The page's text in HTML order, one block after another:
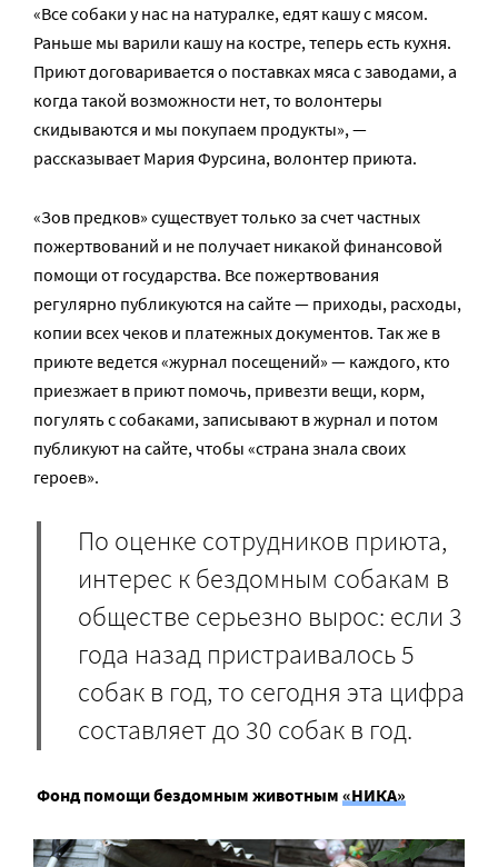
«Все собаки у нас на натуралке, едят кашу с мясом.
Раньше мы варили кашу на костре, теперь есть кухня.
Приют договаривается о поставках мяса с заводами, а
когда такой возможности нет, то волонтеры
скидываются и мы покупаем продукты», —
рассказывает Мария Фурсина, волонтер приюта.
«Зов предков» существует только за счет частных
пожертвований и не получает никакой финансовой
помощи от государства. Все пожертвования
регулярно публикуются на сайте — приходы, расходы,
копии всех чеков и платежных документов. Так же в
приюте ведется «журнал посещений» — каждого, кто
приезжает в приют помочь, привезти вещи, корм,
погулять с собаками, записывают в журнал и потом
публикуют на сайте, чтобы «страна знала своих
героев».
По оценке сотрудников приюта,
интерес к бездомным собакам в
обществе серьезно вырос: если 3
года назад пристраивалось 5
собак в год, то сегодня эта цифра
составляет до 30 собак в год.
Фонд помощи бездомным животным «НИКА»